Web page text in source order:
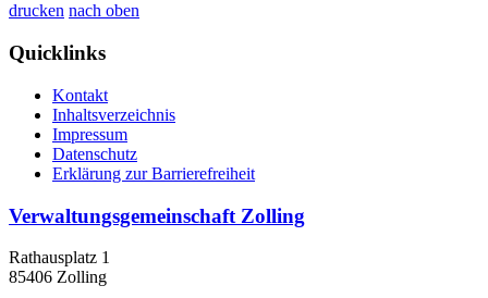
drucken nach oben
Quicklinks
Kontakt
Inhaltsverzeichnis
Impressum
Datenschutz
Erklärung zur Barrierefreiheit
Verwaltungsgemeinschaft Zolling
Rathausplatz 1
85406 Zolling